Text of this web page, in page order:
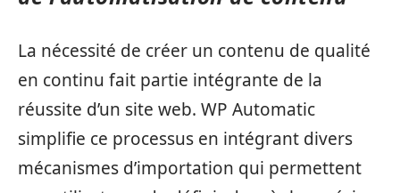
La nécessité de créer un contenu de qualité
en continu fait partie intégrante de la
réussite d’un site web. WP Automatic
simplifie ce processus en intégrant divers
mécanismes d’importation qui permettent